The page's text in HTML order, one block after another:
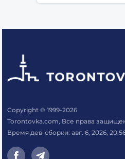
Copyright © 1999-2026
Torontovka.com, Все права
Время дев-сборки: авг. 6, 2026,